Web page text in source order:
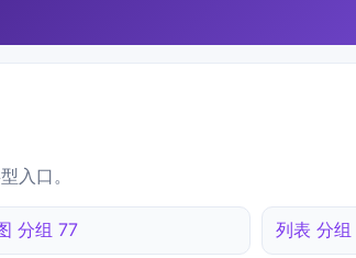
入口。
分组 77 列表 分组